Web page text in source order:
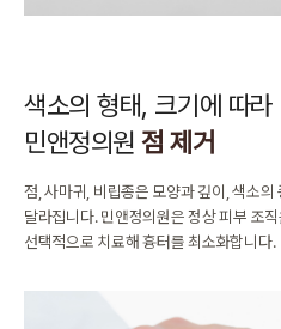
색소의 형태, 크기에 따라
민앤정의원점 제거
점, 사마귀, 비립종은 모양과 깊이, 색소의
달라집니다.민앤정의원은 정상 피부 조
선택적으로 치료해 흉터를 최소화합니다.